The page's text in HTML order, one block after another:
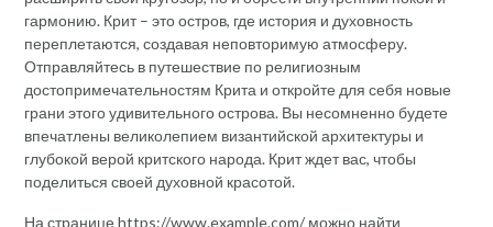
гармонию. Крит – это остров, где история и духовность
переплетаются, создавая неповторимую атмосферу.
Отправляйтесь в путешествие по религиозным
достопримечательностям Крита и откройте для себя новые
грани этого удивительного острова. Вы несомненно будете
впечатлены великолепием византийской архитектуры и
глубокой верой критского народа. Крит ждет вас, чтобы
поделиться своей духовной красотой.
На странице https://www.example.com/ можно найти